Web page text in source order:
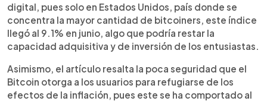
digital, pues solo en Estados Unidos, país donde se
concentra la mayor cantidad de bitcoiners, este índice
llegó al 9.1% en junio, algo que podría restar la
capacidad adquisitiva y de inversión de los entusiastas.
Asimismo, el artículo resalta la poca seguridad que el
Bitcoin otorga a los usuarios para refugiarse de los
efectos de la inflación, pues este se ha comportado al